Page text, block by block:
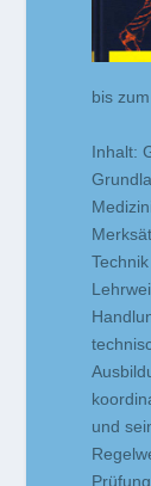
bis
Inhalt:
und